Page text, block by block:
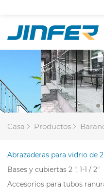
Casa Productos
Abrazaderas para vidrio de 2
Bases y cubiertas 2 ", 1-1 / 2"
Accesorios para tubos